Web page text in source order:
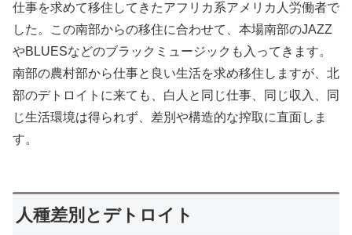
仕事を求めて移住してきたアフリカ系アメリカ人労働者で
した。この南部からの移住に合わせて、本場南部のJAZZ
やBLUESなどのブラックミュージックも入ってきます。
南部の農村部から仕事と良い生活を求め移住しますが、北
部のデトロイトに来ても、白人と同じ仕事、同じ収入、同
じ生活環境は得られず、差別や構造的な搾取に直面しま
す。
人種差別とデトロイト